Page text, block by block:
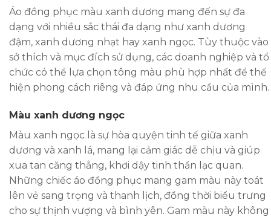
Áo đồng phục màu xanh dương mang đến sự đa
dạng với nhiều sắc thái đa dạng như xanh dương
đậm, xanh dương nhạt hay xanh ngọc. Tùy thuộc vào
sở thích và mục đích sử dụng, các doanh nghiệp và tổ
chức có thể lựa chọn tông màu phù hợp nhất để thể
hiện phong cách riêng và đáp ứng nhu cầu của mình.
Màu xanh dương ngọc
Màu xanh ngọc là sự hòa quyện tinh tế giữa xanh
dương và xanh lá, mang lại cảm giác dễ chịu và giúp
xua tan căng thẳng, khơi dậy tinh thần lạc quan.
Những chiếc áo đồng phục mang gam màu này toát
lên vẻ sang trọng và thanh lịch, đồng thời biểu trưng
cho sự thịnh vượng và bình yên. Gam màu này không